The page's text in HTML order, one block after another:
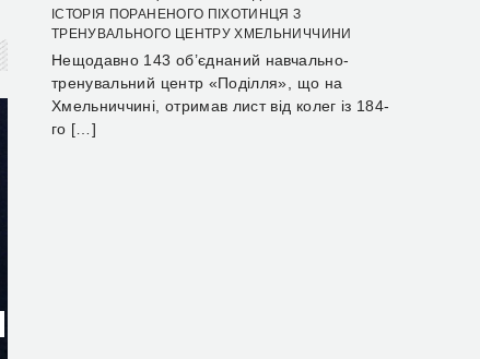
ІСТОРІЯ ПОРАНЕНОГО ПІХОТИНЦЯ З
ТРЕНУВАЛЬНОГО ЦЕНТРУ ХМЕЛЬНИЧЧИНИ
Нещодавно 143 об’єднаний навчально-
тренувальний центр «Поділля», що на
Хмельниччині, отримав лист від колег із 184-
го […]